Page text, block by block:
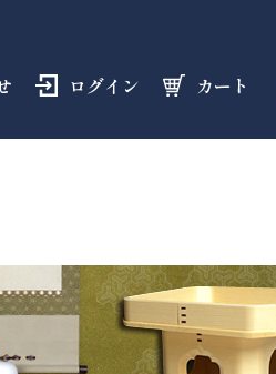
ログイン カート